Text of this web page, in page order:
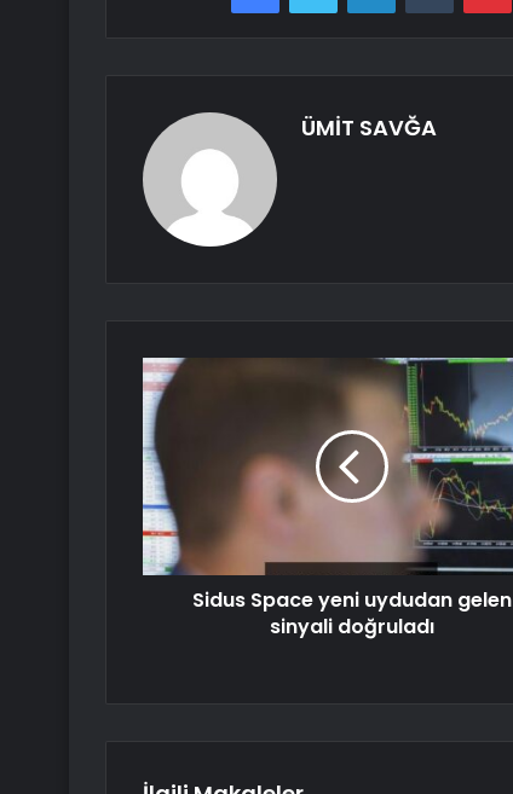
ÜMİT SAVĞA
Sidus Space yeni uydudan gelen
sinyali doğruladı